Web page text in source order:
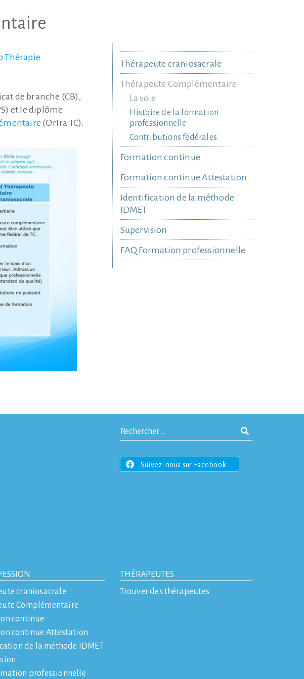
Thérapie
de branche (CB),
et le diplôme
(OrTra TC).
Thérapeute craniosacrale
Thérapeute Complémentaire
La voie
Histoire de la formation
professionnelle
Contributions fédérales
Formation continue
Formation continue Attestation
Identification de la méthode
IDMET
Supervision
FAQ Formation professionnelle
Suivez-nous sur Facebook
craniosacrale
Complémentaire
continue
continue Attestation
de la méthode IDMET
professionnelle
THÉRAPEUTES
Trouver des thérapeutes